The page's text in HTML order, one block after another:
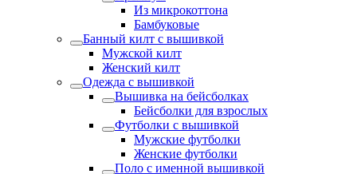
Из микрокоттона
Бамбуковые
Банный килт с вышивкой
Мужской килт
Женский килт
Одежда с вышивкой
Вышивка на бейсболках
Бейсболки для взрослых
Футболки с вышивкой
Мужские футболки
Женские футболки
Поло с именной вышивкой